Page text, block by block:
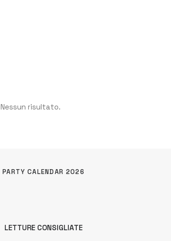
Nessun risultato.
PARTY CALENDAR 2026
LETTURE CONSIGLIATE